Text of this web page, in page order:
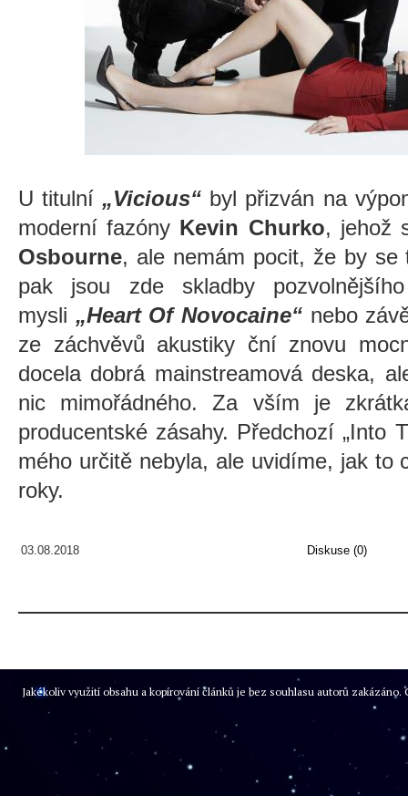
U titulní „Vicious“ byl přizván na
moderní fazóny Kevin Churko, jehož
Osbourne, ale nemám pocit, že by
pak jsou zde skladby
mysli „Heart Of Novocaine“nebo
ze záchvěvů akustiky ční znovu
docela dobrá mainstreamová deska,
nic mimořádného. Za vším je
producentské zásahy. Předchozí „Into
mého určitě nebyla, ale uvidíme, jak to
roky.
03.08.2018 Diskuse (0)
Jakékoliv využití obsahu a kopírování článků je bez souhlasu autorů